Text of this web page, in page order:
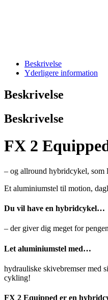
Beskrivelse
Yderligere information
Beskrivelse
Beskrivelse
FX 2
– og allround hybridcykel, som
Et aluminiumstel til motion,
Du vil have en hybridcykel…
– der giver dig meget for
Let aluminiumstel med…
hydrauliske skivebremser med
cykling!
FX 2 Equipped er en